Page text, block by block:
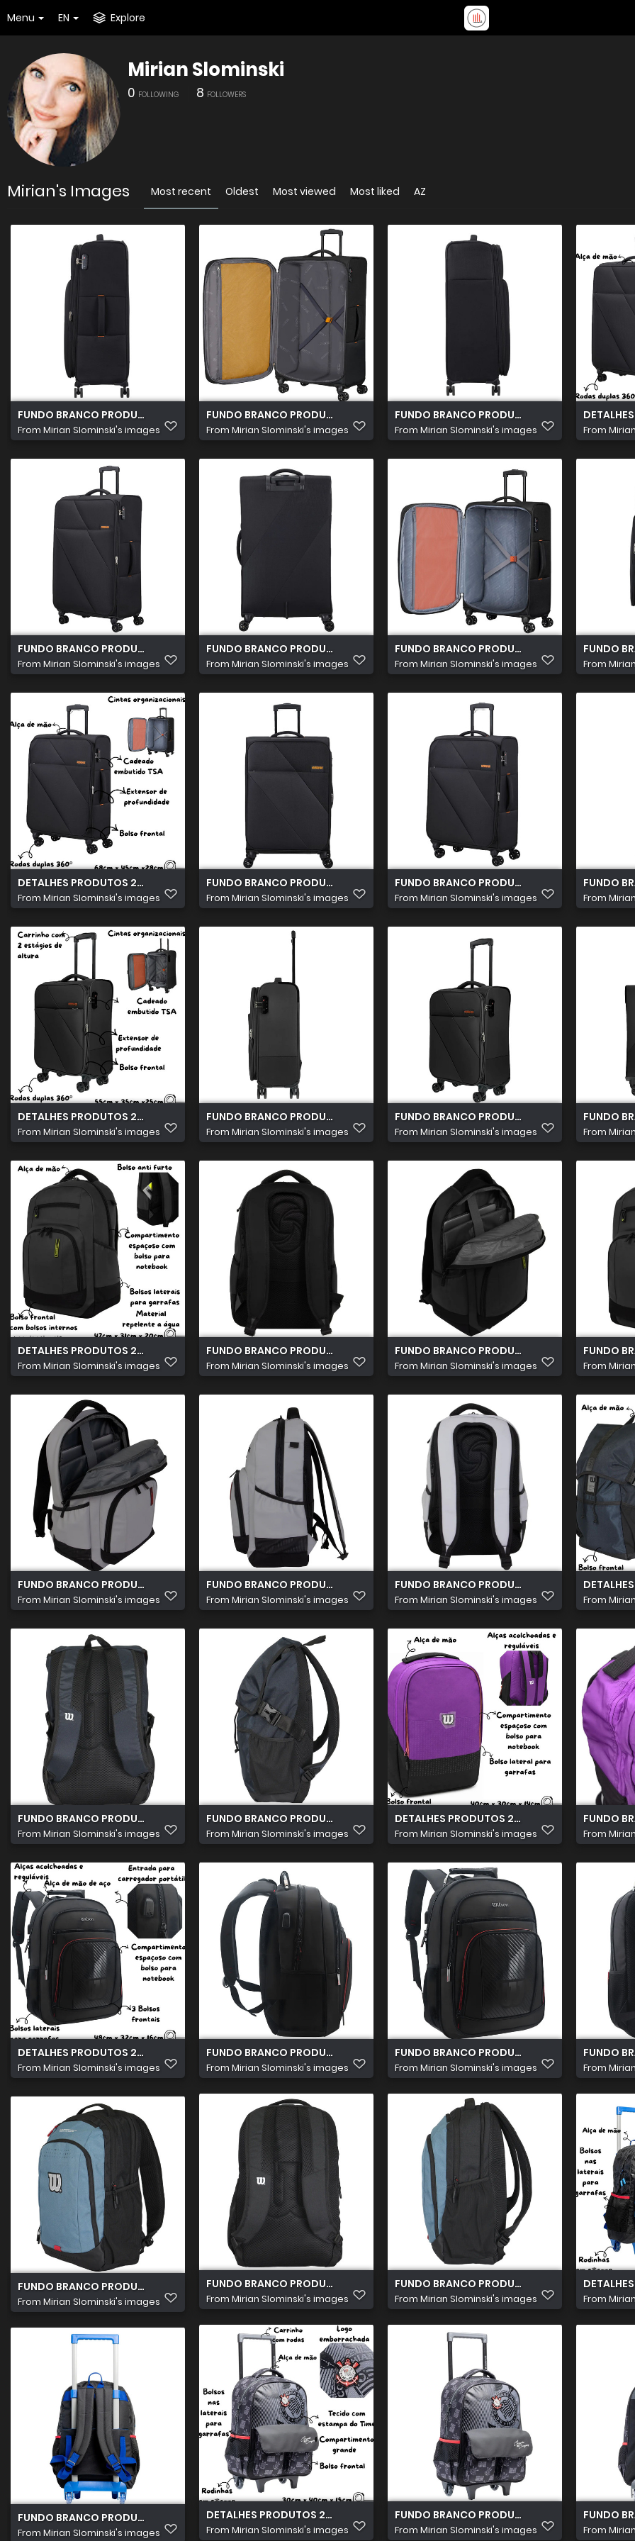
Menu EN Explore
Mirian Slominski
0 FOLLOWING 8 FOLLOWERS
Mirian's Images Most recent Oldest Most viewed Most liked AZ
FUNDO BRANCO PRODUTOS 2026 08 05T103054.011
From Mirian Slominski's images
FUNDO BRANCO PRODUTOS 2026 08 05T103032.019
From Mirian Slominski's images
FUNDO BRANCO PRODUTOS 2026 08
From Mirian Slominski's images From
FUNDO BRANCO PRODUTOS 2026 08 05T102926.031
From Mirian Slominski's images
FUNDO BRANCO PRODUTOS 2026 08 05T102957.280
From Mirian Slominski's images
FUNDO BRANCO PRODUTOS 2026 08
From Mirian Slominski's images
FUNDO
From
DETALHES PRODUTOS 2026 08 05T181850.433
From Mirian Slominski's images
FUNDO BRANCO PRODUTOS 2026 08 05T103402.015
From Mirian Slominski's images
FUNDO BRANCO PRODUTOS 2026 08
From Mirian Slominski's images
FUNDO
From
DETALHES PRODUTOS 2026 08 05T175307.873
From Mirian Slominski's images
FUNDO BRANCO PRODUTOS 2026 08 05T104004.056
From Mirian Slominski's images
FUNDO BRANCO PRODUTOS 2026 08
From Mirian Slominski's images
FUNDO
From
DETALHES PRODUTOS 2026 08 05T172352.111
From Mirian Slominski's images
FUNDO BRANCO PRODUTOS 2026 08 05T172115.414
From Mirian Slominski's images
FUNDO BRANCO PRODUTOS 2026 08
From Mirian Slominski's images
FUNDO
From
FUNDO BRANCO PRODUTOS 2026 08 05T104631.405
From Mirian Slominski's images
FUNDO BRANCO PRODUTOS 2026 08 05T104716.033
From Mirian Slominski's images
FUNDO BRANCO PRODUTOS 2026 08
From Mirian Slominski's images From
FUNDO BRANCO PRODUTOS 2026 07 15T184425.455
From Mirian Slominski's images
FUNDO BRANCO PRODUTOS 2026 07 15T184358.542
From Mirian Slominski's images
DETALHES PRODUTOS 2026 07 15T183804.004
From Mirian Slominski's images
FUNDO
From
DETALHES PRODUTOS 2026 07 15T160443.887
From Mirian Slominski's images
FUNDO BRANCO PRODUTOS 2026 07 15T154543.541
From Mirian Slominski's images
FUNDO BRANCO PRODUTOS 2026 07
From Mirian Slominski's images
FUNDO
From
FUNDO BRANCO PRODUTOS 2026 07 15T151430.957
From Mirian Slominski's images
FUNDO BRANCO PRODUTOS 2026 07 15T151817.478
From Mirian Slominski's images
FUNDO BRANCO PRODUTOS 2026 07
From Mirian Slominski's images From
FUNDO BRANCO PRODUTOS 2026 07 07T211832.377
From Mirian Slominski's images
DETALHES PRODUTOS 2026 07 07T211218.132
From Mirian Slominski's images
FUNDO BRANCO PRODUTOS 2026 07
From Mirian Slominski's images
FUNDO
From